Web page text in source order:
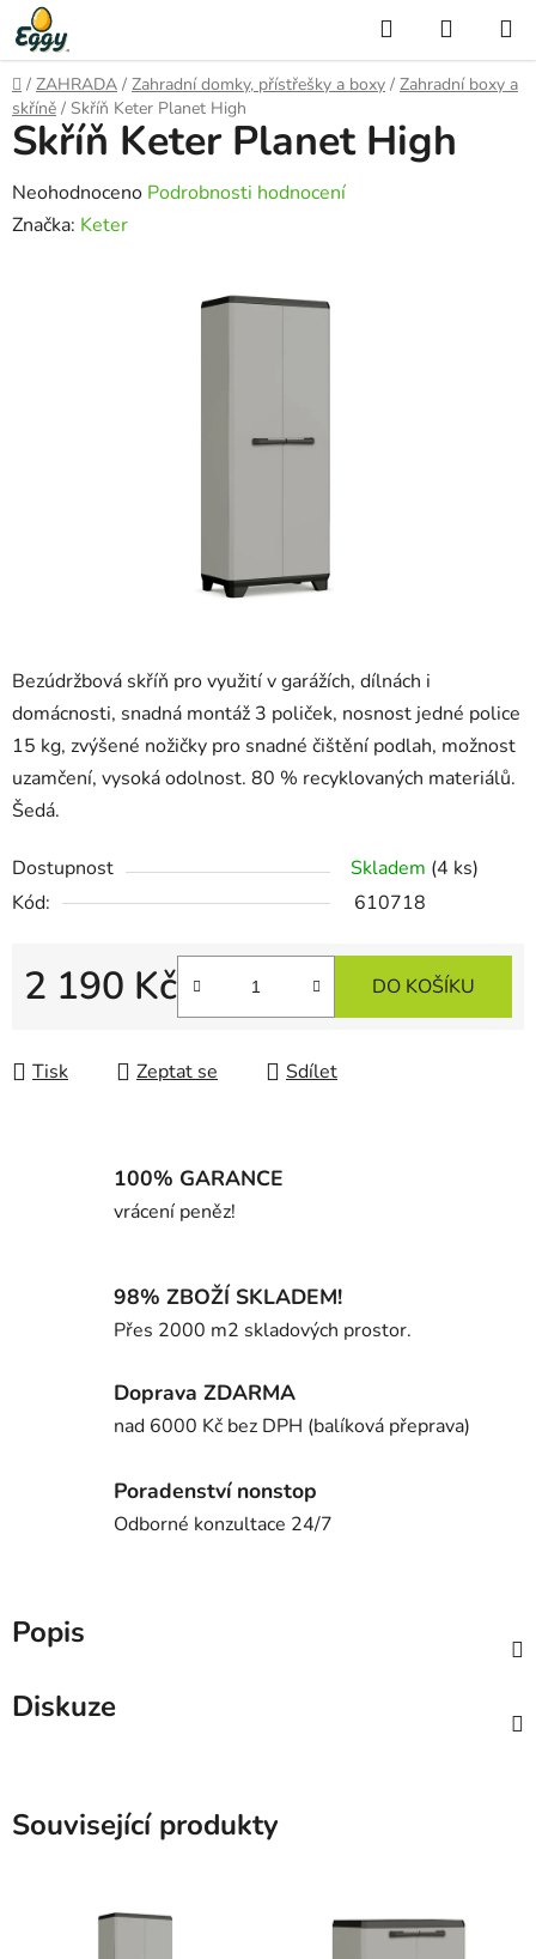
Přejít
na
obsah
Hledat
KOŠÍK
Domů
/ ZAHRADA / Zahradní domky, přístřešky a boxy / Zahradní boxy a
skříně / Skříň Keter Planet High
Bezúdržbová skříň pro využití v garážích, dílnách i
domácnosti, snadná montáž 3 poliček, nosnost jedné police
15 kg, zvýšené nožičky pro snadné čištění podlah, možnost
uzamčení, vysoká odolnost. 80 % recyklovaných materiálů.
Šedá.
Dostupnost Skladem (4 ks)
Kód:
610718
2 190 Kč DO KOŠÍKU
Tisk Zeptat se Sdílet
Skříň Keter Planet High
Průměrné
hodnocení
Neohodnoceno Podrobnosti hodnocení
Značka: Keter
100% GARANCE
vrácení peněz!
98% ZBOŽÍ SKLADEM!
Přes 2000 m2 skladových prostor.
Doprava ZDARMA
nad 6000 Kč bez DPH (balíková přeprava)
Poradenství nonstop
Odborné konzultace 24/7
Popis
Diskuze
Související produkty